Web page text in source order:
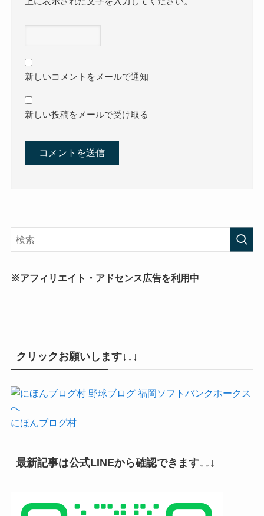
新しいコメントをメールで通知
新しい投稿をメールで受け取る
※アフィリエイト・アドセンス広告を利用中
クリックお願いします↓↓↓
にほんブログ村
最新記事は公式LINEから確認できます↓↓↓